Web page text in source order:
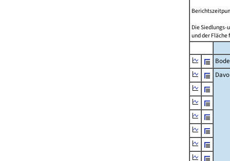
Die Siedlungs-
und der Fläche